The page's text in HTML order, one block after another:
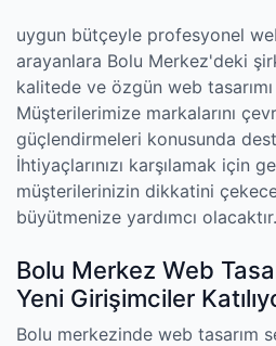
uygun bütçeyle profesyonel
arayanlara Bolu Merkez'deki
kalitede ve özgün web tasarımı
Müşterilerimize markalarını
güçlendirmeleri konusunda
İhtiyaçlarınızı karşılamak için
müşterilerinizin dikkatini
büyütmenize yardımcı olacaktır.
Bolu Merkez Web
Yeni Girişimciler
Bolu merkezinde web tasarım